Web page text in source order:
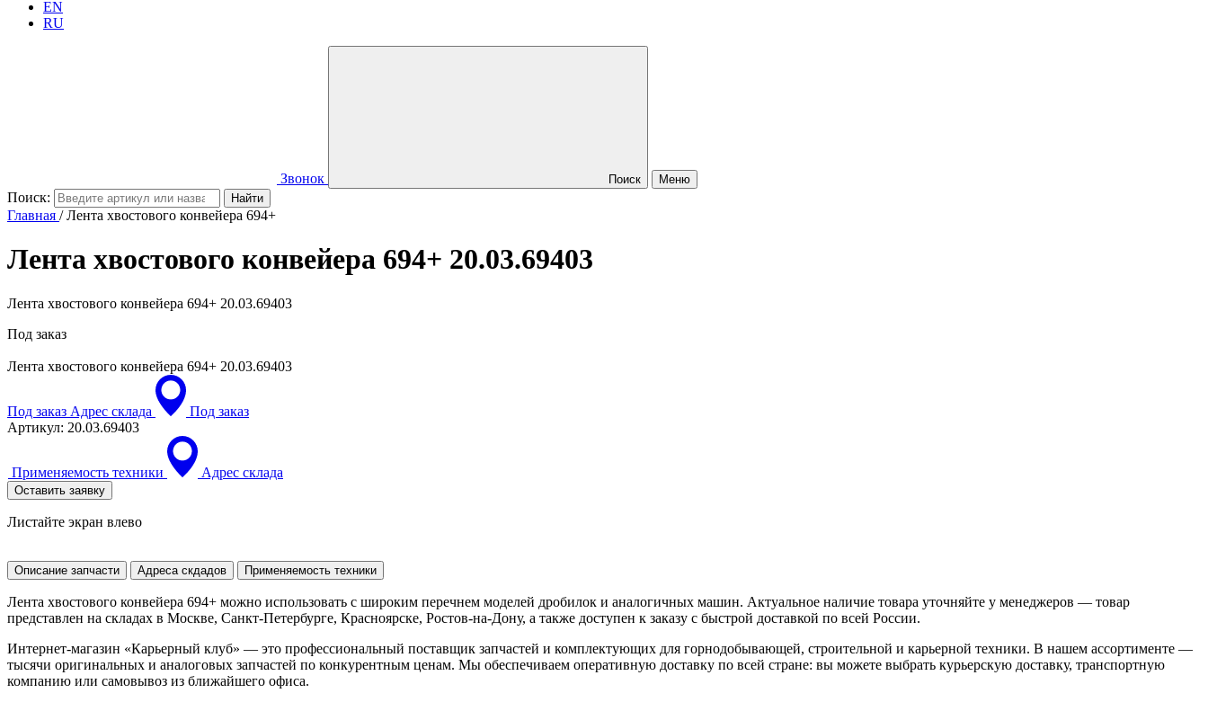
EN
RU
Звонок Поиск Меню
Поиск:
Главная /Лента хвостового конвейера 694+
Лента хвостового конвейера 694+ 20.03.69403
Лента хвостового конвейера 694+ 20.03.69403
Под заказ
Лента хвостового конвейера 694+ 20.03.69403
Под заказ Адрес склада
Под заказ
Артикул: 20.03.69403
Применяемость техники Адрес склада
Оставить заявку
Листайте экран влево
Описание запчасти Адреса скдадов Применяемость техники
Лента хвостового конвейера 694+ можно использовать с широким перечнем моделей дробилок и аналогичных машин. Актуальное наличие товара уточняйте у менеджеров — товар
представлен на складах в Москве, Санкт-Петербурге, Красноярске, Ростов-на-Дону, а также доступен к заказу с быстрой доставкой по всей России.
Интернет-магазин «Карьерный клуб» — это профессиональный поставщик запчастей и комплектующих для горнодобывающей, строительной и карьерной техники. В нашем ассортименте —
тысячи оригинальных и аналоговых запчастей по конкурентным ценам. Мы обеспечиваем оперативную доставку по всей стране: вы можете выбрать курьерскую доставку, транспортную
компанию или самовывоз из ближайшего офиса.